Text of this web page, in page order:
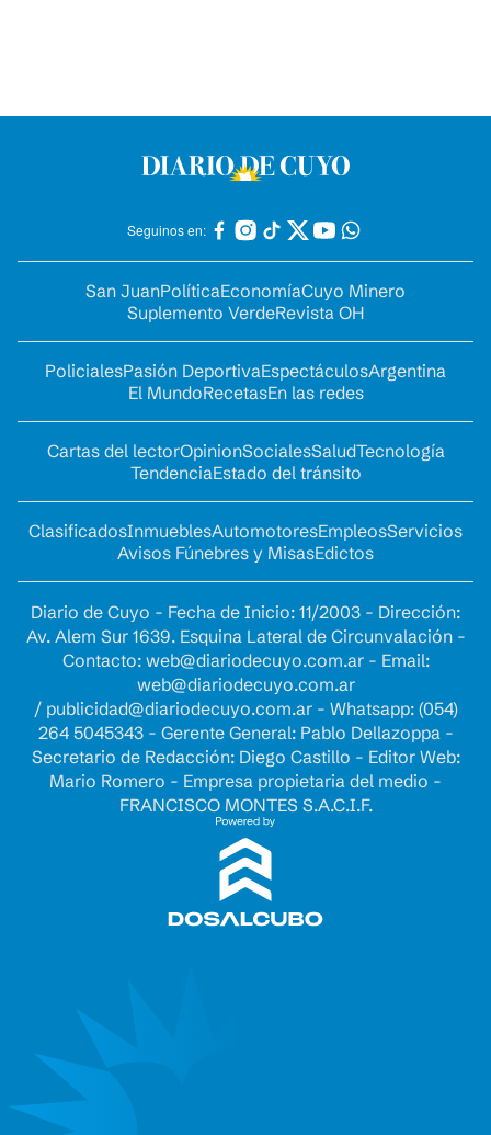
Seguinos en:
San JuanPolíticaEconomíaCuyo Minero
Suplemento VerdeRevista OH
PolicialesPasión DeportivaEspectáculosArgentina
El MundoRecetasEn las redes
Cartas del lectorOpinionSocialesSaludTecnología
TendenciaEstado del tránsito
ClasificadosInmueblesAutomotoresEmpleosServicios
Avisos Fúnebres y MisasEdictos
Diario de Cuyo - Fecha de Inicio: 11/2003 - Dirección:
Av. Alem Sur 1639. Esquina Lateral de Circunvalación -
Contacto: web@diariodecuyo.com.ar- Email:
web@diariodecuyo.com.ar
/ publicidad@diariodecuyo.com.ar- Whatsapp: (054)
264 5045343 - Gerente General: Pablo Dellazoppa -
Secretario de Redacción: Diego Castillo - Editor Web:
Mario Romero - Empresa propietaria del medio -
FRANCISCO MONTES S.A.C.I.F.